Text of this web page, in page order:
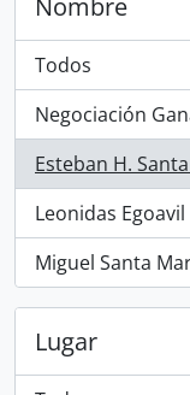
Nombre
Todos
Negociación
, 2 resultados
Esteban H.
, 2 resultados
Leonidas Egoavil
, 1 resultados
Miguel Santa
, 1 resultados
Lugar